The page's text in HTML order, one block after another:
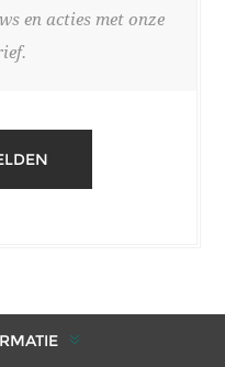
en acties met onze